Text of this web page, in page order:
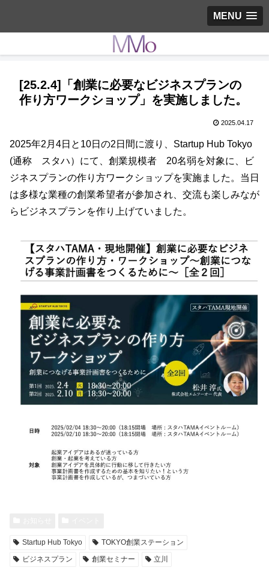
MENU
[25.2.4]「創業に必要なビジネスプランの
作り方ワークショップ」を実施しました。
2025.04.17
2025年2月4日と10日の2日間に渡り、Startup Hub Tokyo
(通称 スタハ）にて、創業規模者 20名弱を対象に、ビ
ジネスプランの作り方ワークショップを実施ました。当日
は多様な業種の創業希望者が参加され、交流も楽しみなが
らビジネスプランを作り上げていました。
Startup Hub Tokyo
TOKYO創業ステーション
ビジネスプラン
創業セミナー 立川